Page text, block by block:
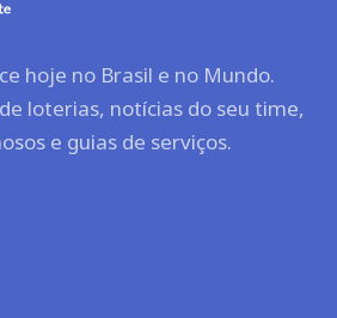
hoje no Brasil e no Mundo.
loterias, notícias do seu time,
e guias de serviços.